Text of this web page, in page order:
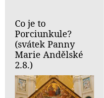
Co je to
Porciunkule?
(svátek Panny
Marie Andělské
2.8.)